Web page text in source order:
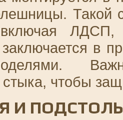
Такой
включая
заключается в
чтобы
И